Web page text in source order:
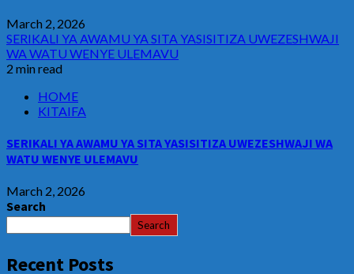
March 2, 2026
SERIKALI YA AWAMU YA SITA YASISITIZA UWEZESHWAJI
WA WATU WENYE ULEMAVU
2 min read
HOME
KITAIFA
SERIKALI YA AWAMU YA SITA YASISITIZA UWEZESHWAJI WA
WATU WENYE ULEMAVU
March 2, 2026
Search
Search
Recent Posts